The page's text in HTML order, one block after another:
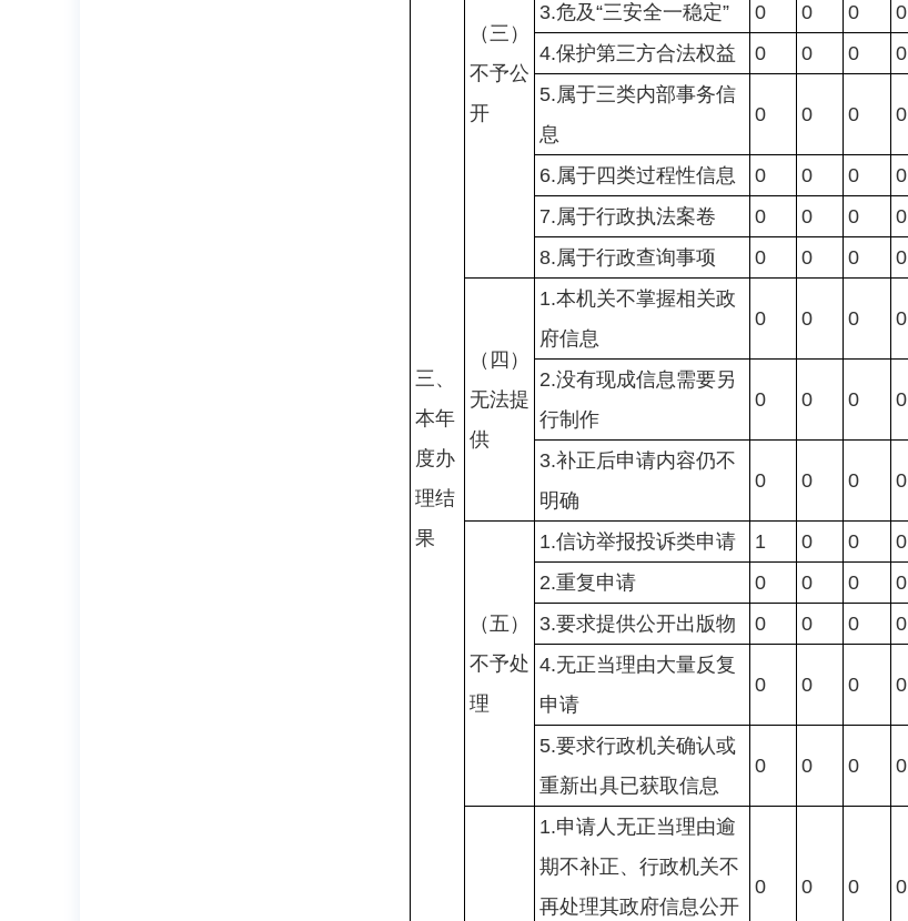
三、
本年
度办
理结
果
（三）
不予公
开
3.危及“三安全一稳定” 0 0 0 0
4.保护第三方合法权益
0 0 0 0
5.属于三类内部事务信
息
0 0 0 0
6.属于四类过程性信息 0 0 0 0
7.属于行政执法案卷
0 0 0 0
8.属于行政查询事项
0 0 0 0
（四）
无法提
供
1.本机关不掌握相关政
府信息
0 0 0 0
2.没有现成信息需要另
行制作
0 0 0 0
3.补正后申请内容仍不
明确
0 0 0 0
（五）
不予处
理
1.信访举报投诉类申请 1 0 0 0
2.重复申请
0 0 0 0
3.要求提供公开出版物
0 0 0 0
4.无正当理由大量反复
申请
0 0 0 0
5.要求行政机关确认或
重新出具已获取信息
0 0 0 0
1.申请人无正当理由逾
期不补正、行政机关不
再处理其政府信息公开
0 0 0 0